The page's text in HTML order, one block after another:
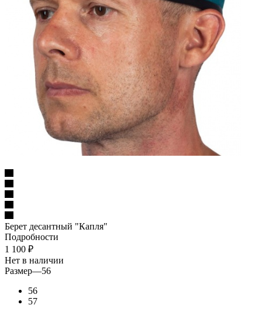
Берет десантный "Капля"
Подробности
1 100 ₽
Нет в наличии
Размер—56
56
57